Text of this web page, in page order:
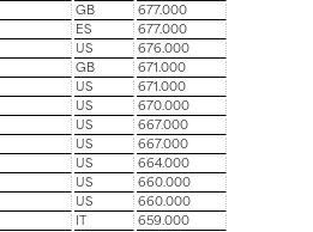
GB
677.000
ES
677.000
US
676.000
GB
671.000
US
671.000
US
670.000
US
667.000
US
667.000
US
664.000
US
660.000
US
660.000
659.000